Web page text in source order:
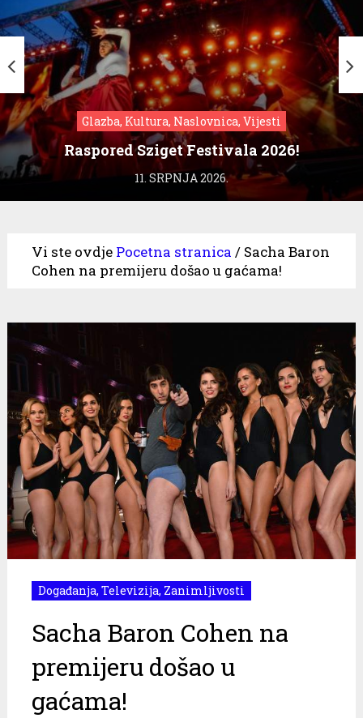
Glazba, Kultura, Naslovnica, Vijesti
Raspored Sziget Festivala 2026!
11. SRPNJA 2026.
Vi ste ovdje Pocetna stranica / Sacha Baron
Cohen na premijeru došao u gaćama!
Događanja, Televizija, Zanimljivosti
Sacha Baron Cohen na
premijeru došao u
gaćama!